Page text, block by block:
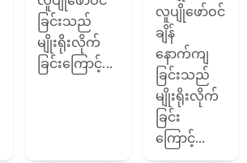
ခြင်းသည်
မျိုးရိုးလိုက်
ခြင်းကြောင့်...
လူပျိုဖော်ဝင်
ချိန်
နောက်ကျ
ခြင်းသည်
မျိုးရိုးလိုက်
ခြင်း
ကြောင့်...